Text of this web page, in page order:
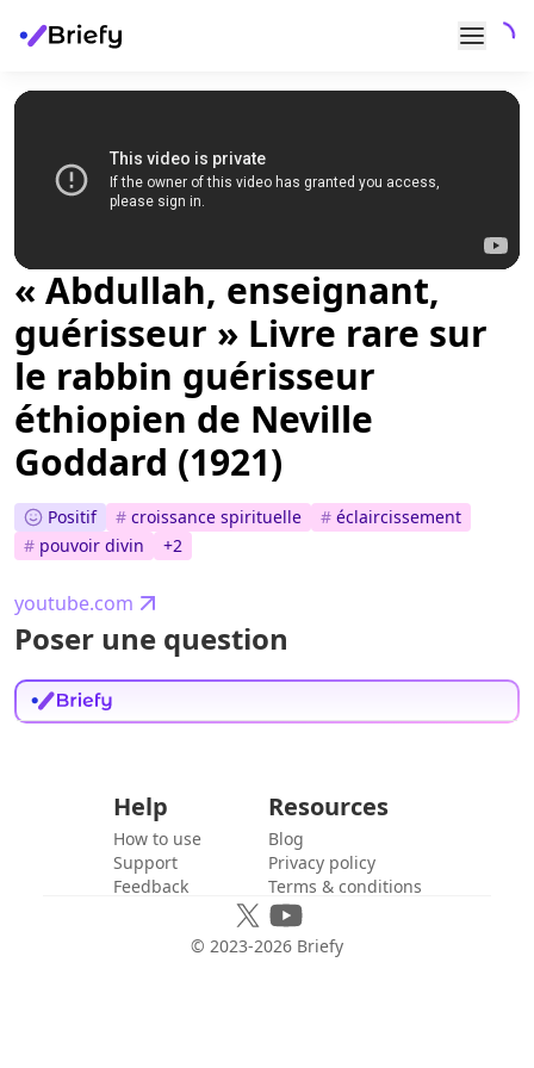
« Abdullah, enseignant,
guérisseur » Livre rare sur
le rabbin guérisseur
éthiopien de Neville
Goddard (1921)
Positif # croissance spirituelle # éclaircissement
# pouvoir divin +2
youtube.com
Poser une question
Help
How to use
Support
Feedback
Resources
Blog
Privacy policy
Terms & conditions
© 2023-2026 Briefy